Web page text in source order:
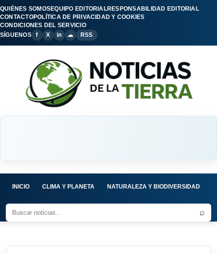
QUIÉNES SOMOSEQUIPO EDITORIALRESPONSABILIDAD EDITORIAL
CONTACTOPOLÍTICA DE PRIVACIDAD Y COOKIES
CONDICIONES DEL SERVICIO
SÍGUENOS
f X in ☁ RSS
INICIO CLIMA Y PLANETA NATURALEZA Y BIODIVERSIDAD
⌕